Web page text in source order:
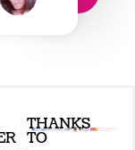
THANKS
TO